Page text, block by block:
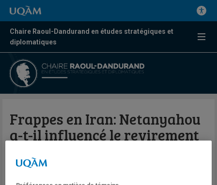
Chaire Raoul-Dandurand en études stratégiques et
diplomatiques
Frappes en Iran: Netanyahou
a-t-il influencé le revirement